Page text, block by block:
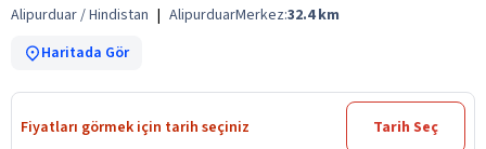
Alipurduar / Hindistan | AlipurduarMerkez:32.4 km
Haritada Gör
Fiyatları görmek için tarih seçiniz Tarih Seç